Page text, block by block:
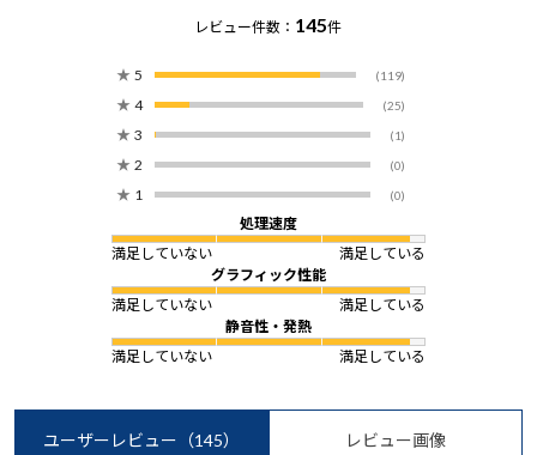
レビュー件数： 145件
★ 5 (119)
★ 4 (25)
★ 3 (1)
★ 2 (0)
★ 1 (0)
処理速度
満足していない
満足している
グラフィック性能
満足していない
満足している
静音性・発熱
満足していない
満足している
ユーザーレビュー （145） レビュー画像